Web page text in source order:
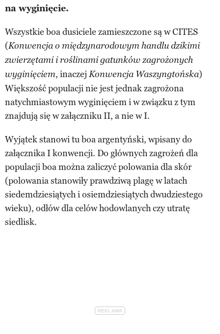
na wyginięcie.
Wszystkie boa dusiciele zamieszczone są w CITES
(Konwencja o międzynarodowym handlu dzikimi
zwierzętami i roślinami gatunków zagrożonych
wyginięciem, inaczej Konwencja Waszyngtońska)
Większość populacji nie jest jednak zagrożona
natychmiastowym wyginięciem i w związku z tym
znajdują się w załączniku II, a nie w I.
Wyjątek stanowi tu boa argentyński, wpisany do
załącznika I konwencji. Do głównych zagrożeń dla
populacji boa można zaliczyć polowania dla skór
(polowania stanowiły prawdziwą plagę w latach
siedemdziesiątych i osiemdziesiątych dwudziestego
wieku), odłów dla celów hodowlanych czy utratę
siedlisk.